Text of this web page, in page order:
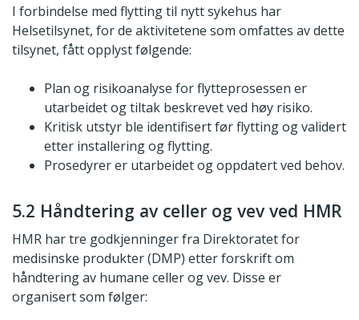
I forbindelse med flytting til nytt sykehus har
Helsetilsynet, for de aktivitetene som omfattes av dette
tilsynet, fått opplyst følgende:
Plan og risikoanalyse for flytteprosessen er
utarbeidet og tiltak beskrevet ved høy risiko.
Kritisk utstyr ble identifisert før flytting og validert
etter installering og flytting.
Prosedyrer er utarbeidet og oppdatert ved behov.
5.2 Håndtering av celler og vev ved HMR
HMR har tre godkjenninger fra Direktoratet for
medisinske produkter (DMP) etter forskrift om
håndtering av humane celler og vev. Disse er
organisert som følger: